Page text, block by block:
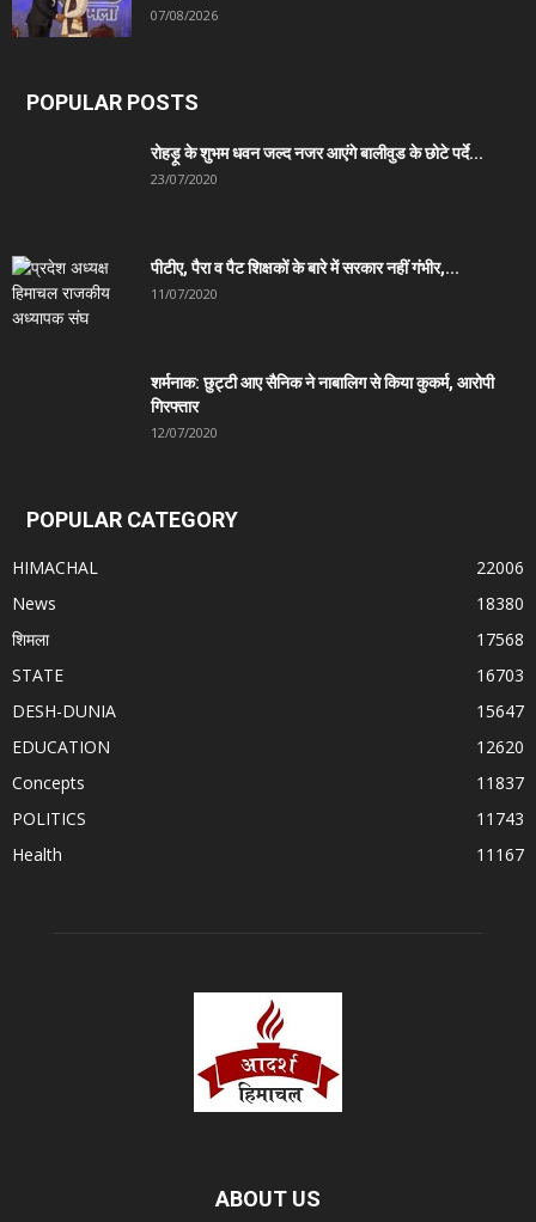
07/08/2026
POPULAR POSTS
रोहड़ू के शुभम धवन जल्द नजर आएंगे बालीवुड के छोटे पर्दे...
23/07/2020
पीटीए, पैरा व पैट शिक्षकों के बारे में सरकार नहीं गंभीर,...
11/07/2020
शर्मनाक: छुट्टी आए सैनिक ने नाबालिग से किया कुकर्म, आरोपी
गिरफ्तार
12/07/2020
POPULAR CATEGORY
HIMACHAL
22006
News
18380
शिमला
17568
STATE
16703
DESH-DUNIA
15647
EDUCATION
12620
Concepts
11837
POLITICS
11743
Health
11167
ABOUT US